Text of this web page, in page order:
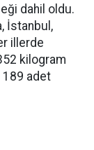
dahil oldu.
İstanbul,
illerde
kilogram
189 adet